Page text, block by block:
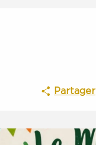
Partager